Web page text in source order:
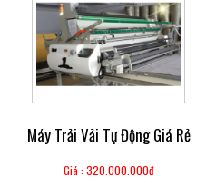
Máy Trải Vải Tự Động Giá Rẻ
Giá : 320.000.000đ